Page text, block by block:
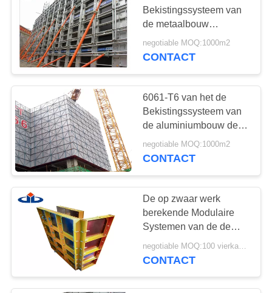
Bekistingssysteem van
de metaalbouw
Opnieuw te gebruiken
Concrete de
negotiable MOQ:1000m2
CONTACT
6061-T6 van het de
Bekistingssysteem van
de aluminiumbouw de
Permanente Bekisting
voor Concrete Muren
negotiable MOQ:1000m2
CONTACT
De op zwaar werk
berekende Modulaire
Systemen van de de
Bekistings
Lichtgewichtbekisting
CONTACT